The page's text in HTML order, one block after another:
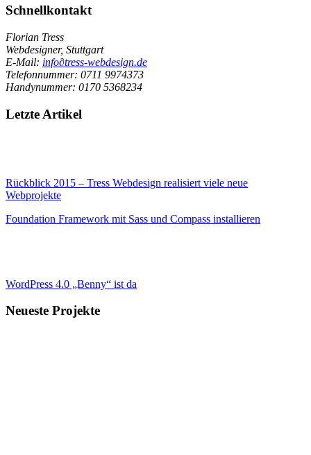
Schnellkontakt
Florian Tress
Webdesigner, Stuttgart
E-Mail: info∂tress-webdesign.de
Telefonnummer: 0711 9974373
Handynummer: 0170 5368234
Letzte Artikel
Rückblick 2015 – Tress Webdesign realisiert viele neue
Webprojekte
Foundation Framework mit Sass und Compass installieren
WordPress 4.0 „Benny“ ist da
Neueste Projekte